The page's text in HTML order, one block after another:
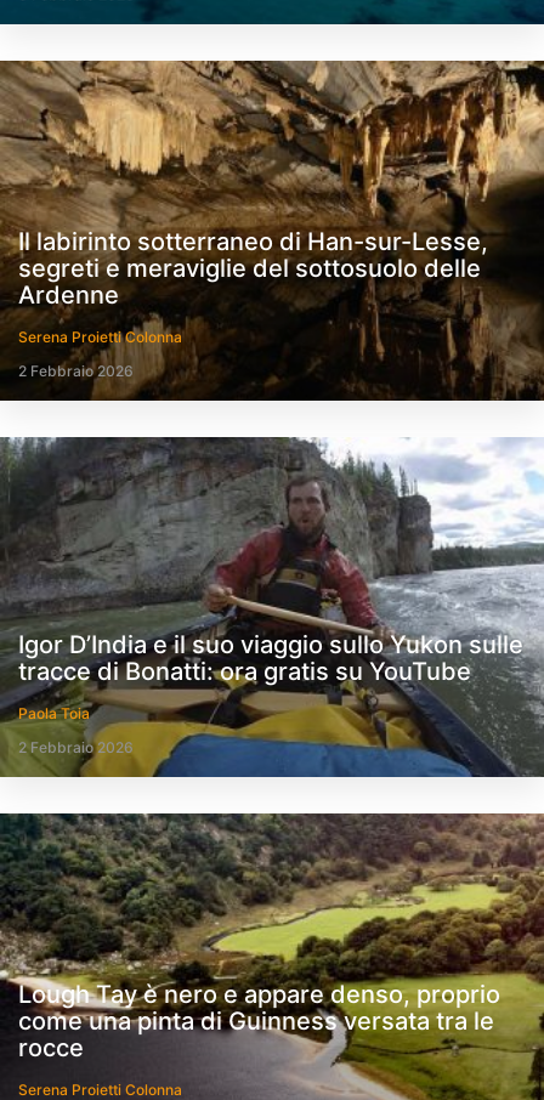
Il labirinto sotterraneo di Han-sur-Lesse,
segreti e meraviglie del sottosuolo delle
Ardenne
Serena Proietti Colonna
2 Febbraio 2026
Igor D’India e il suo viaggio sullo Yukon sulle
tracce di Bonatti: ora gratis su YouTube
Paola Toia
2 Febbraio 2026
Lough Tay è nero e appare denso, proprio
come una pinta di Guinness versata tra le
rocce
Serena Proietti Colonna